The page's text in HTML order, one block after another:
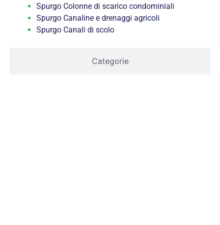
Categorie
Spurgo Colonne di scarico condominiali
Spurgo Canaline e drenaggi agricoli
Spurgo Canali di scolo